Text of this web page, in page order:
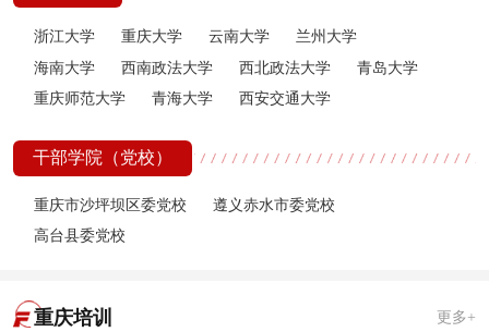
浙江大学 重庆大学 云南大学
兰州大学
海南大学
西南政法大学 西北政法大学
青岛大学
重庆师范大学
青海大学 西安交通大学
干部学院（党校）
重庆市沙坪坝区委党校
遵义赤水市委党校
高台县委党校
重庆培训 更多+